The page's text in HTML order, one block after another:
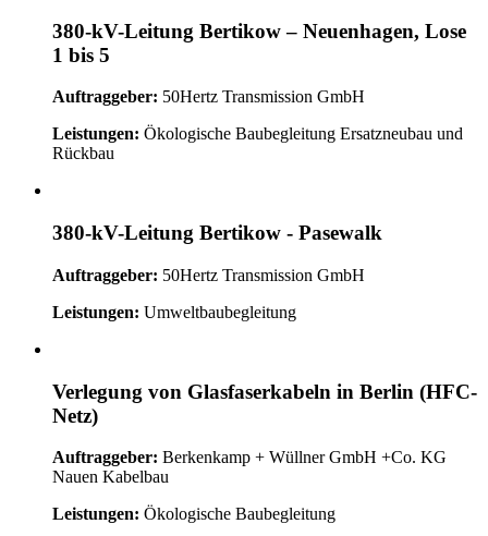
380-kV-Leitung Bertikow – Neuenhagen, Lose
1 bis 5
Auftraggeber: 50Hertz Transmission GmbH
Leistungen: Ökologische Baubegleitung Ersatzneubau und
Rückbau
380-kV-Leitung Bertikow - Pasewalk
Auftraggeber: 50Hertz Transmission GmbH
Leistungen: Umweltbaubegleitung
Verlegung von Glasfaserkabeln in Berlin (HFC-
Netz)
Auftraggeber: Berkenkamp + Wüllner GmbH +Co. KG
Nauen Kabelbau
Leistungen: Ökologische Baubegleitung